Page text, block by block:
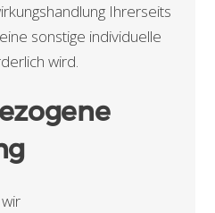
Ihrerseits
sonstige individuelle
wird.